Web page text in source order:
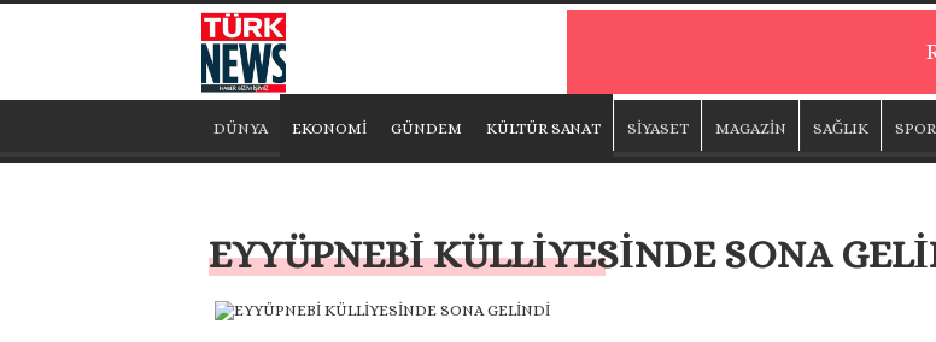
DÜNYA EKONOMİ GÜNDEM KÜLTÜR SANAT SİYASET MAGAZİN SAĞLIK SPOR
EYYÜPNEBİ KÜLLİYESİNDE SONA